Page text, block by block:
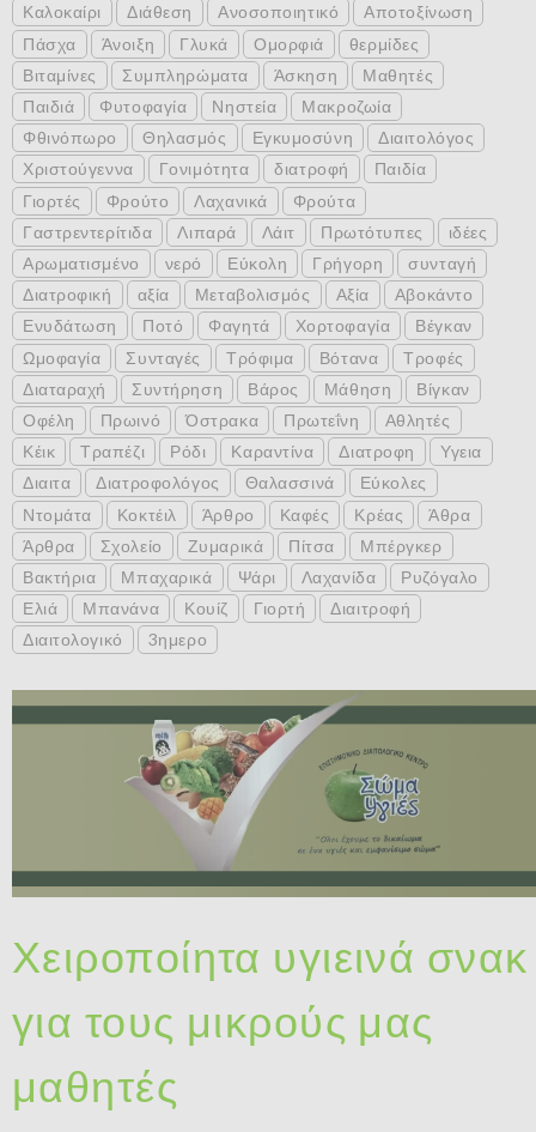
Καλοκαίρι
Διάθεση Ανοσοποιητικό
Αποτοξίνωση
Πάσχα
Άνοιξη Γλυκά Ομορφιά
θερμίδες
Βιταμίνες
Συμπληρώματα Άσκηση
Μαθητές
Παιδιά
Φυτοφαγία Νηστεία
Μακροζωία
Φθινόπωρο
Θηλασμός Εγκυμοσύνη
Διαιτολόγος
Χριστούγεννα
Γονιμότητα διατροφή
Παιδία
Γιορτές
Φρούτο Λαχανικά
Φρούτα
Γαστρεντερίτιδα
Λιπαρά Λάιτ Πρωτότυπες
ιδέες
Αρωματισμένο
νερό Εύκολη Γρήγορη
συνταγή
Διατροφική
αξία Μεταβολισμός Αξία
Αβοκάντο
Ενυδάτωση
Ποτό Φαγητά Χορτοφαγία
Βέγκαν
Ωμοφαγία
Συνταγές Τρόφιμα Βότανα
Τροφές
Διαταραχή
Συντήρηση Βάρος Μάθηση
Βίγκαν
Οφέλη
Πρωινό Όστρακα Πρωτεΐνη
Αθλητές
Κέικ
Τραπέζι Ρόδι Καραντίνα Διατροφη
Υγεια
Διαιτα
Διατροφολόγος Θαλασσινά
Εύκολες
Ντομάτα
Κοκτέιλ Άρθρο Καφές Κρέας
Άθρα
Άρθρα
Σχολείο Ζυμαρικά Πίτσα
Μπέργκερ
Βακτήρια
Μπαχαρικά Ψάρι Λαχανίδα
Ρυζόγαλο
Ελιά
Μπανάνα Κουίζ Γιορτή
Διαιτροφή
Διαιτολογικό
3ημερο
Χειροποίητα υγιεινά σνακ
για τους μικρούς μας
μαθητές